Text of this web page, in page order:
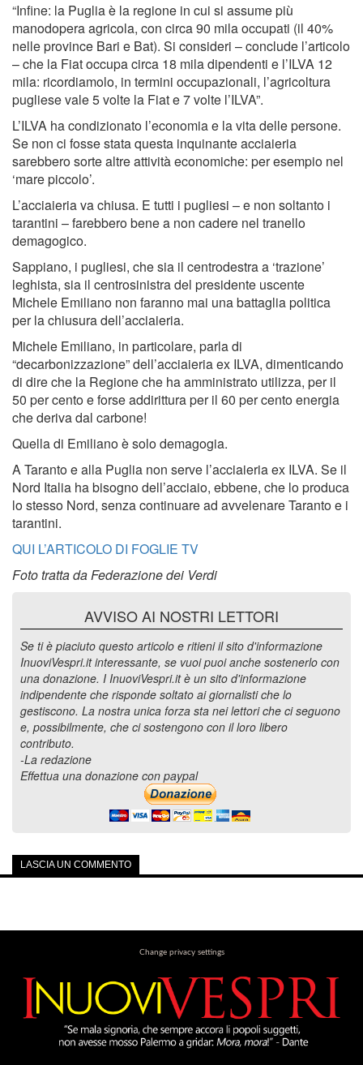
“Infine: la Puglia è la regione in cui si assume più
manodopera agricola, con circa 90 mila occupati (il 40%
nelle province Bari e Bat). Si consideri – conclude l’articolo
– che la Fiat occupa circa 18 mila dipendenti e l’ILVA 12
mila: ricordiamolo, in termini occupazionali, l’agricoltura
pugliese vale 5 volte la Fiat e 7 volte l’ILVA”.
L’ILVA ha condizionato l’economia e la vita delle persone.
Se non ci fosse stata questa inquinante acciaieria
sarebbero sorte altre attività economiche: per esempio nel
‘mare piccolo’.
L’acciaieria va chiusa. E tutti i pugliesi – e non soltanto i
tarantini – farebbero bene a non cadere nel tranello
demagogico.
Sappiano, i pugliesi, che sia il centrodestra a ‘trazione’
leghista, sia il centrosinistra del presidente uscente
Michele Emiliano non faranno mai una battaglia politica
per la chiusura dell’acciaieria.
Michele Emiliano, in particolare, parla di
“decarbonizzazione” dell’acciaieria ex ILVA, dimenticando
di dire che la Regione che ha amministrato utilizza, per il
50 per cento e forse addirittura per il 60 per cento energia
che deriva dal carbone!
Quella di Emiliano è solo demagogia.
A Taranto e alla Puglia non serve l’acciaieria ex ILVA. Se il
Nord Italia ha bisogno dell’acciaio, ebbene, che lo produca
lo stesso Nord, senza continuare ad avvelenare Taranto e i
tarantini.
QUI L’ARTICOLO DI FOGLIE TV
Foto tratta da Federazione dei Verdi
AVVISO AI NOSTRI LETTORI
Se ti è piaciuto questo articolo e ritieni il sito d'informazione
InuoviVespri.it interessante, se vuoi puoi anche sostenerlo con
una donazione. I InuoviVespri.it è un sito d'informazione
indipendente che risponde soltato ai giornalisti che lo
gestiscono. La nostra unica forza sta nei lettori che ci seguono
e, possibilmente, che ci sostengono con il loro libero
contributo.
-La redazione
Effettua una donazione con paypal
LASCIA UN COMMENTO
Change privacy settings